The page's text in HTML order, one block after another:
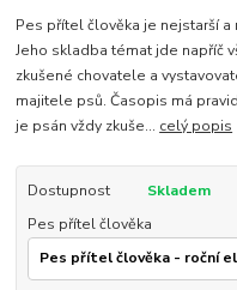
Pes přítel člověka je nejstarší
Jeho skladba témat jde napříč
zkušené chovatele a
majitele psů. Časopis má
je psán vždy zkuše... celý popis
Dostupnost
Skladem
Pes přítel člověka